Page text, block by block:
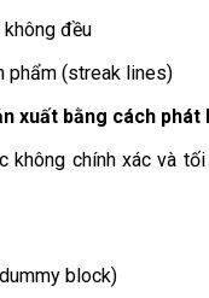
không đều
phẩm (streak lines)
xuất bằng cách phát
không chính xác và
block)